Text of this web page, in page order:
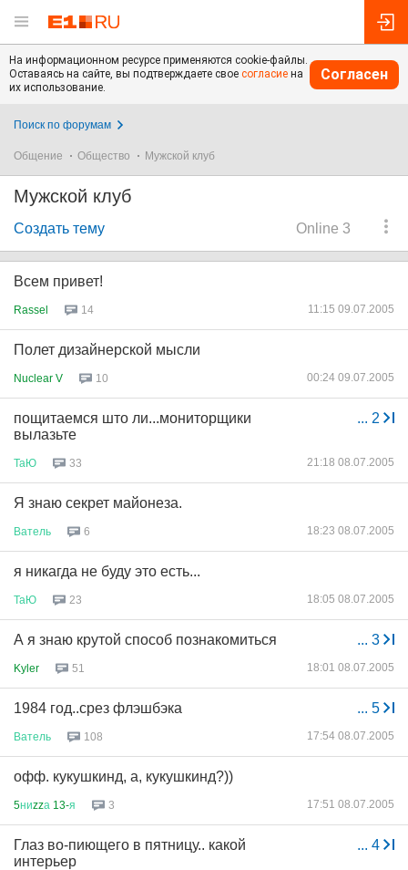
На информационном ресурсе применяются cookie-файлы.
Оставаясь на сайте, вы подтверждаете свое согласие на
их использование.
Согласен
Поиск по форумам
Общение Общество Мужской клуб
Мужской клуб
Online 3
Создать тему
Всем привет!
Rassel 14 11:15 09.07.2005
Полет дизайнерской мысли
Nuclear V 10 00:24 09.07.2005
... 2
пощитаемся што ли...мониторщики
вылазьте
ТаЮ 33 21:18 08.07.2005
Я знаю секрет майонеза.
Ватель 6 18:23 08.07.2005
я никагда не буду это есть...
ТаЮ 23 18:05 08.07.2005
... 3
А я знаю крутой способ познакомиться
Kyler 51 18:01 08.07.2005
... 5
1984 год..срез флэшбэка
Ватель 108 17:54 08.07.2005
офф. кукушкинд, а, кукушкинд?))
5ниzzа 13-я 3 17:51 08.07.2005
... 4
Глаз во-пиющего в пятницу.. какой
интерьер